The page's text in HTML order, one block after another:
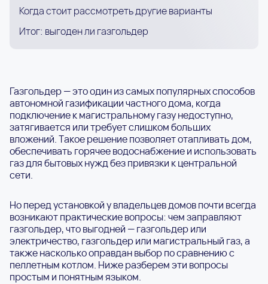
Когда стоит рассмотреть другие варианты
Итог: выгоден ли газгольдер
Газгольдер — это один из самых популярных способов
автономной газификации частного дома, когда
подключение к магистральному газу недоступно,
затягивается или требует слишком больших
вложений. Такое решение позволяет отапливать дом,
обеспечивать горячее водоснабжение и использовать
газ для бытовых нужд без привязки к центральной
сети.
Но перед установкой у владельцев домов почти всегда
возникают практические вопросы: чем заправляют
газгольдер, что выгодней — газгольдер или
электричество, газгольдер или магистральный газ, а
также насколько оправдан выбор по сравнению с
пеллетным котлом. Ниже разберем эти вопросы
простым и понятным языком.